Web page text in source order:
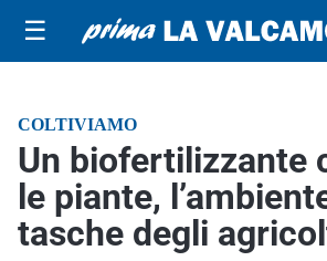
☰
COLTIVIAMO
Un biofertilizzante
le piante,
tasche degli